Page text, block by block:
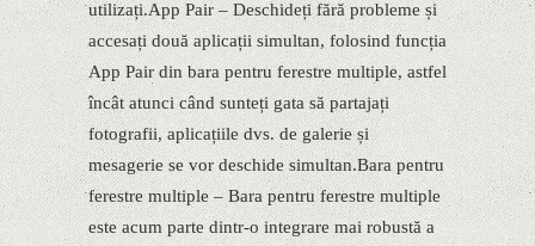
utilizați.App Pair – Deschideți fără probleme și
accesați două aplicații simultan, folosind funcția
App Pair din bara pentru ferestre multiple, astfel
încât atunci când sunteți gata să partajați
fotografii, aplicațiile dvs. de galerie și
mesagerie se vor deschide simultan.Bara pentru
ferestre multiple – Bara pentru ferestre multiple
este acum parte dintr-o integrare mai robustă a